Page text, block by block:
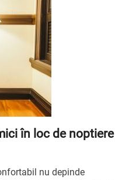
în loc de noptiere
nu depinde